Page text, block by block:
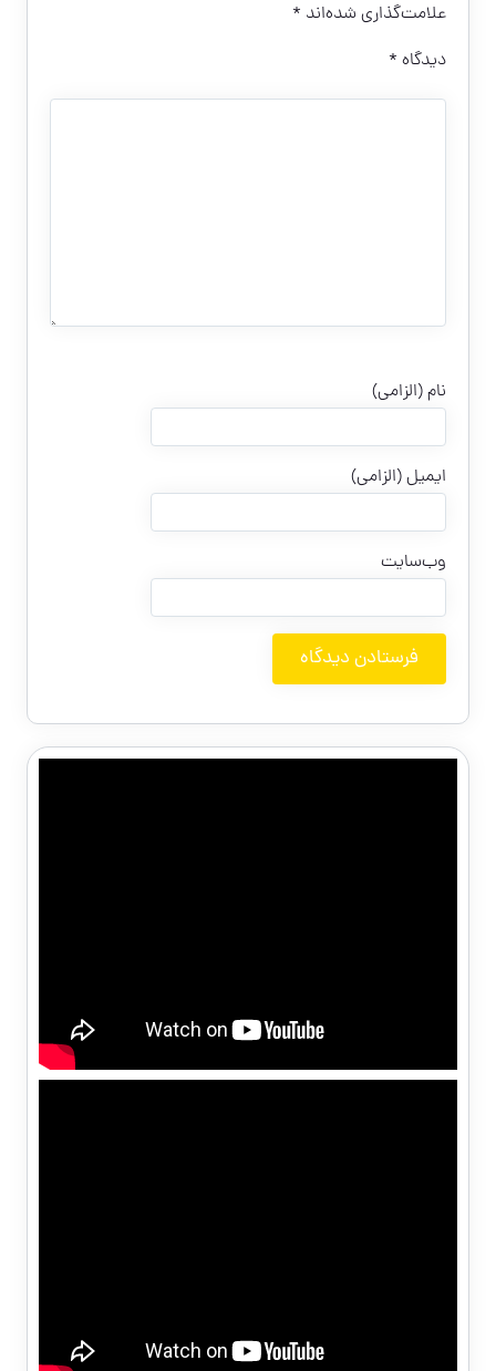
علامت‌گذاری شده‌اند *
دیدگاه *
نام (الزامی)
ایمیل (الزامی)
وب‌سایت